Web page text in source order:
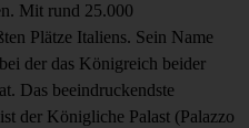
Mit rund 25.000
Plätze Italiens. Sein Name
der das Königreich beider
Das beeindruckendste
der Königliche Palast (Palazzo